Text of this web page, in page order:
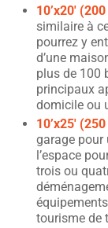
10’x20′
similaire à
pourrez y
d’une
plus de 100
principaux
domicile ou
10’x25′
garage pour
l’espace
trois ou
tourisme de